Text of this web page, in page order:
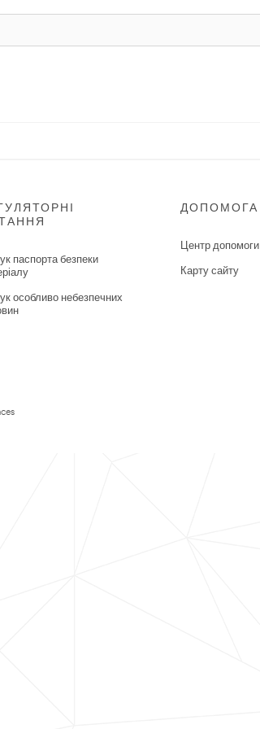
паспорта безпеки
особливо небезпечних
ДОПОМОГА
Центр допомоги
Карту сайту